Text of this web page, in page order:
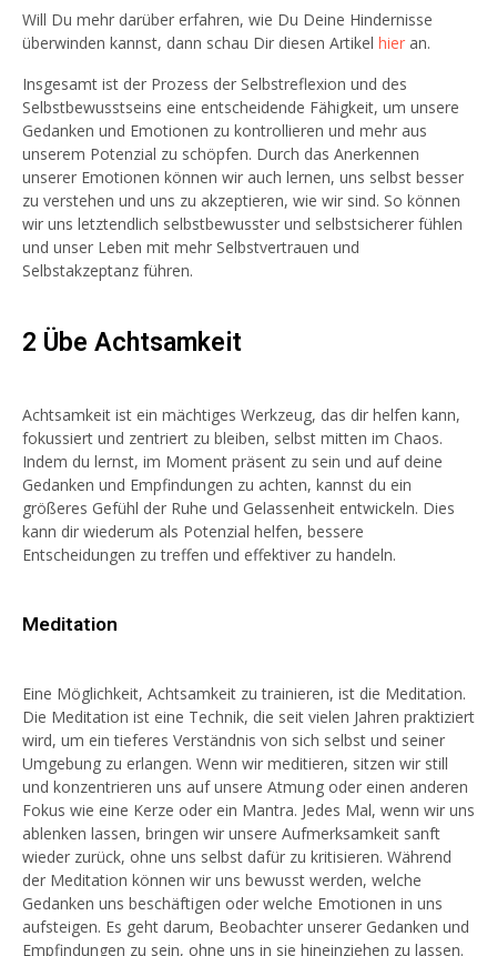
Will Du mehr darüber erfahren, wie Du Deine Hindernisse
überwinden kannst, dann schau Dir diesen Artikel hier an.
Insgesamt ist der Prozess der Selbstreflexion und des
Selbstbewusstseins eine entscheidende Fähigkeit, um unsere
Gedanken und Emotionen zu kontrollieren und mehr aus
unserem Potenzial zu schöpfen. Durch das Anerkennen
unserer Emotionen können wir auch lernen, uns selbst besser
zu verstehen und uns zu akzeptieren, wie wir sind. So können
wir uns letztendlich selbstbewusster und selbstsicherer fühlen
und unser Leben mit mehr Selbstvertrauen und
Selbstakzeptanz führen.
2 Übe Achtsamkeit
Achtsamkeit ist ein mächtiges Werkzeug, das dir helfen kann,
fokussiert und zentriert zu bleiben, selbst mitten im Chaos.
Indem du lernst, im Moment präsent zu sein und auf deine
Gedanken und Empfindungen zu achten, kannst du ein
größeres Gefühl der Ruhe und Gelassenheit entwickeln. Dies
kann dir wiederum als Potenzial helfen, bessere
Entscheidungen zu treffen und effektiver zu handeln.
Meditation
Eine Möglichkeit, Achtsamkeit zu trainieren, ist die Meditation.
Die Meditation ist eine Technik, die seit vielen Jahren praktiziert
wird, um ein tieferes Verständnis von sich selbst und seiner
Umgebung zu erlangen. Wenn wir meditieren, sitzen wir still
und konzentrieren uns auf unsere Atmung oder einen anderen
Fokus wie eine Kerze oder ein Mantra. Jedes Mal, wenn wir uns
ablenken lassen, bringen wir unsere Aufmerksamkeit sanft
wieder zurück, ohne uns selbst dafür zu kritisieren. Während
der Meditation können wir uns bewusst werden, welche
Gedanken uns beschäftigen oder welche Emotionen in uns
aufsteigen. Es geht darum, Beobachter unserer Gedanken und
Empfindungen zu sein, ohne uns in sie hineinziehen zu lassen.